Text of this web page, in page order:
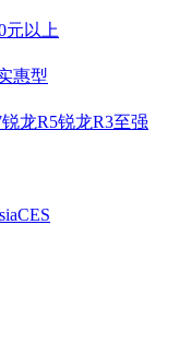
元以上
惠型
锐龙R5锐龙R3至强
CES